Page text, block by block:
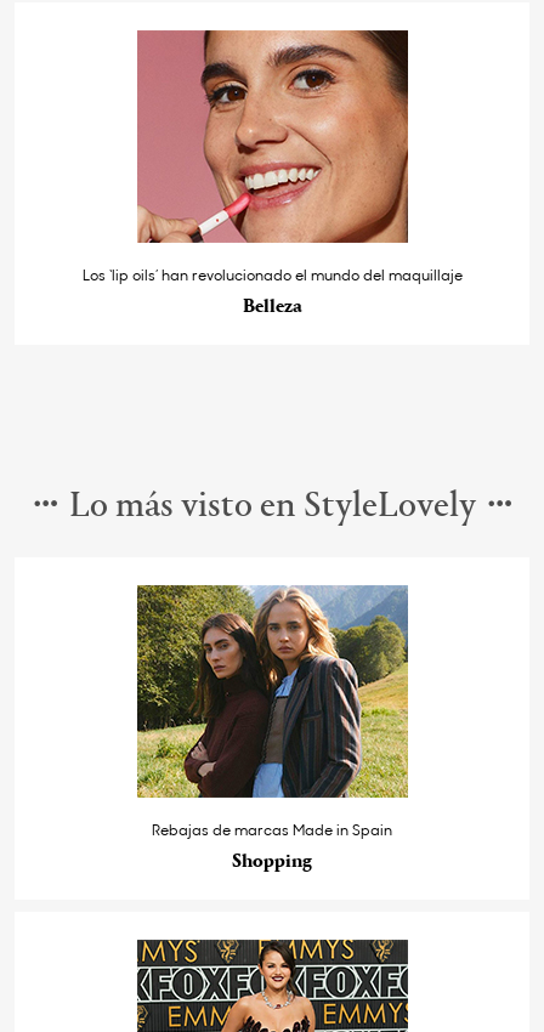
Los ‘lip oils’ han revolucionado el mundo del maquillaje
Belleza
Lo más visto en StyleLovely
Rebajas de marcas Made in Spain
Shopping